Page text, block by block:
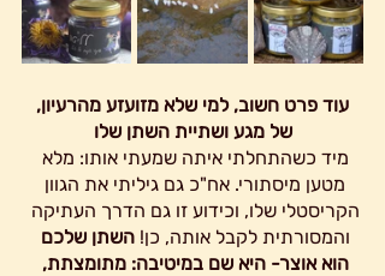
עוד פרט חשוב, למי שלא מזועזע מהרעיון,
של מגע ושתיית השתן שלו
מיד כשהתחלתי איתה שמעתי אותו: מלא
מטען מיסתורי. אח"כ גם גיליתי את הגוון
הקריסטלי שלו, וכידוע זו גם הדרך העתיקה
והמסורתית לקבל אותה, כן! השתן שלכם
הוא אוצר- היא שם במיטיבה: מתומצתת,